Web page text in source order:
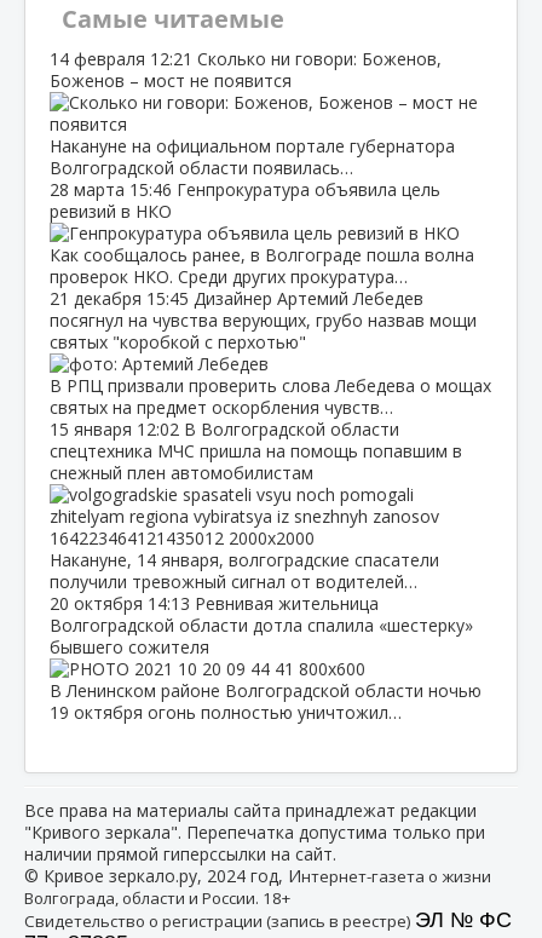
Самые читаемые
14 февраля 12:21 Сколько ни говори: Боженов,
Боженов – мост не появится
Накануне на официальном портале губернатора
Волгоградской области появилась…
28 марта 15:46 Генпрокуратура объявила цель
ревизий в НКО
Как сообщалось ранее, в Волгограде пошла волна
проверок НКО. Среди других прокуратура…
21 декабря 15:45 Дизайнер Артемий Лебедев
посягнул на чувства верующих, грубо назвав мощи
святых "коробкой с перхотью"
В РПЦ призвали проверить слова Лебедева о мощах
святых на предмет оскорбления чувств…
15 января 12:02 В Волгоградской области
спецтехника МЧС пришла на помощь попавшим в
снежный плен автомобилистам
Накануне, 14 января, волгоградские спасатели
получили тревожный сигнал от водителей…
20 октября 14:13 Ревнивая жительница
Волгоградской области дотла спалила «шестерку»
бывшего сожителя
В Ленинском районе Волгоградской области ночью
19 октября огонь полностью уничтожил…
Все права на материалы сайта принадлежат редакции
"Кривого зеркала". Перепечатка допустима только при
наличии прямой гиперссылки на сайт.
© Кривое зеркало.ру, 2024 год, Интернет-газета о жизни
Волгограда, области и России. 18+
Свидетельство о регистрации (запись в реестре) ЭЛ № ФС